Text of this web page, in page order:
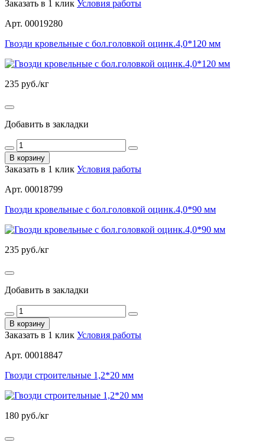
Заказать в 1 клик Условия работы
Арт. 00019280
Гвозди кровельные с бол.головкой оцинк.4,0*120 мм
235 руб./кг
Добавить в закладки
В корзину
Заказать в 1 клик Условия работы
Арт. 00018799
Гвозди кровельные с бол.головкой оцинк.4,0*90 мм
235 руб./кг
Добавить в закладки
В корзину
Заказать в 1 клик Условия работы
Арт. 00018847
Гвозди строительные 1,2*20 мм
180 руб./кг